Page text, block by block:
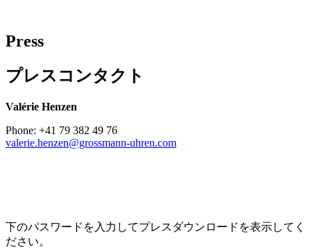
Press
プレスコンタクト
Valérie Henzen
Phone: +41 79 382 49 76
valerie.henzen@grossmann-uhren.com
下のパスワードを入力してプレスダウンロードを表示してく
ださい。